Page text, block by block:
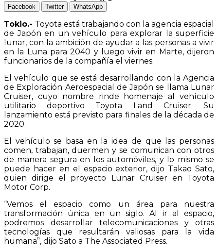
Facebook Twitter WhatsApp
Tokio.- Toyota está trabajando con la agencia espacial
de Japón en un vehículo para explorar la superficie
lunar, con la ambición de ayudar a las personas a vivir
en la Luna para 2040 y luego vivir en Marte, dijeron
funcionarios de la compañía el viernes.
El vehículo que se está desarrollando con la Agencia
de Exploración Aeroespacial de Japón se llama Lunar
Cruiser, cuyo nombre rinde homenaje al vehículo
utilitario deportivo Toyota Land Cruiser. Su
lanzamiento está previsto para finales de la década de
2020.
El vehículo se basa en la idea de que las personas
comen, trabajan, duermen y se comunican con otros
de manera segura en los automóviles, y lo mismo se
puede hacer en el espacio exterior, dijo Takao Sato,
quien dirige el proyecto Lunar Cruiser en Toyota
Motor Corp.
“Vemos el espacio como un área para nuestra
transformación única en un siglo. Al ir al espacio,
podremos desarrollar telecomunicaciones y otras
tecnologías que resultarán valiosas para la vida
humana”, dijo Sato a The Associated Press.